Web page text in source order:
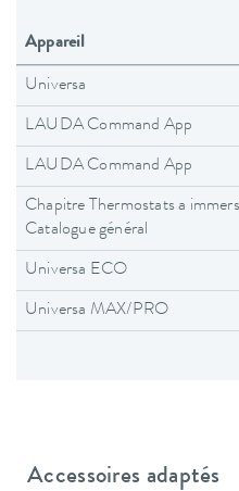
Appareil
Universa
LAUDA Command App
LAUDA Command App
Chapitre Thermostats a
Catalogue général
Universa ECO
Universa MAX/PRO
Accessoires adaptés